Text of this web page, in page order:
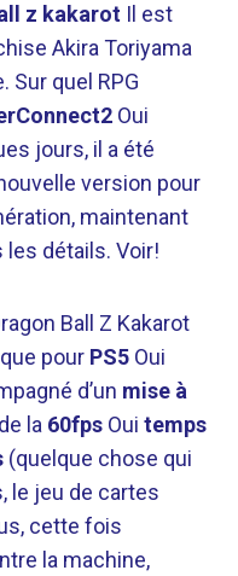
z kakarot Il est
Akira Toriyama
Sur quel RPG
Oui
jours, il a été
version pour
maintenant
détails. Voir!
Ball Z Kakarot
pour PS5 Oui
d’un mise à
la 60fps Oui temps
(quelque chose qui
le jeu de cartes
cette fois
la machine,